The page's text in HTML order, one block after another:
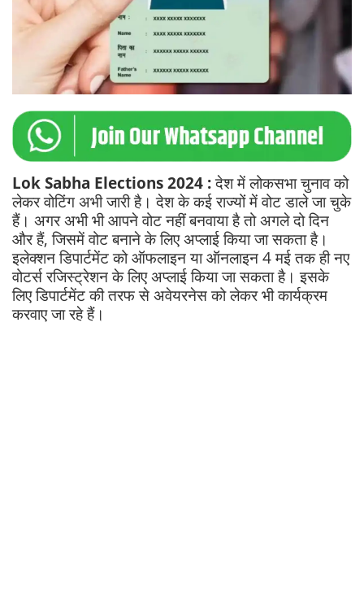
Lok Sabha Elections 2024 :देश में लोकसभा चुनाव को
लेकर वोटिंग अभी जारी है। देश के कई राज्यों में वोट डाले जा चुके
हैं। अगर अभी भी आपने वोट नहीं बनवाया है तो अगले दो दिन
और हैं, जिसमें वोट बनाने के लिए अप्लाई किया जा सकता है।
इलेक्शन डिपार्टमेंट को ऑफलाइन या ऑनलाइन 4 मई तक ही नए
वोटर्स रजिस्ट्रेशन के लिए अप्लाई किया जा सकता है। इसके
लिए डिपार्टमेंट की तरफ से अवेयरनेस को लेकर भी कार्यक्रम
करवाए जा रहे हैं।